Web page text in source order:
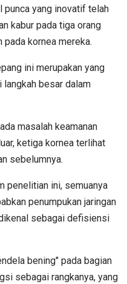
punca yang inovatif telah
kabur pada tiga orang
pada kornea mereka.
ini merupakan yang
langkah besar dalam
masalah keamanan
ketiga kornea terlihat
sebelumnya.
penelitian ini, semuanya
penumpukan jaringan
sebagai defisiensi
bening" pada bagian
sebagai rangkanya, yang